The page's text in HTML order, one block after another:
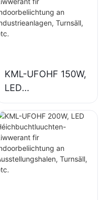
KML-UFOHF 150W,
LED
Héichbuchtluuchte
n-Liwwerant fir
Indoorbeliichtung
an
Industrieanlagen,
Turnsäll, etc.